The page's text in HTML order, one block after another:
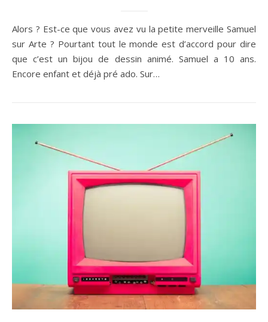
Alors ? Est-ce que vous avez vu la petite merveille Samuel
sur Arte ? Pourtant tout le monde est d’accord pour dire
que c’est un bijou de dessin animé. Samuel a 10 ans.
Encore enfant et déjà pré ado. Sur…